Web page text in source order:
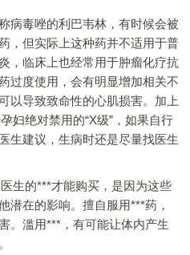
毒唑的利巴韦林，有时候会被
，但实际上这种药并不适用于普
，临床上也经常用于肿瘤化疗抗
过度使用，会有明显增加相关不
以导致致命性的心肌损害。加上
妇绝对禁用的“X级”，如果自行
生建议，生病时还是尽量找医生
的***才能购买，是因为这些
潜在的影响。擅自服用***药，
。滥用***，有可能让体内产生